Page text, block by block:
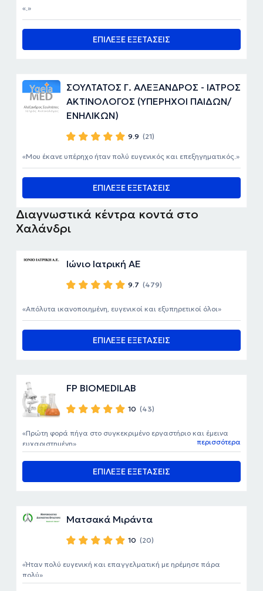
ΕΠΙΛΕΞΕ ΕΞΕΤΑΣΕΙΣ
ΣΟΥΛΤΑΤΟΣ Γ. ΑΛΕΞΑΝΔΡΟΣ - ΙΑΤΡΟΣ
ΑΚΤΙΝΟΛΟΓΟΣ (ΥΠΕΡΗΧΟΙ ΠΑΙΔΩΝ/
ΕΝΗΛΙΚΩΝ)
9.9 (21)
ΕΠΙΛΕΞΕ ΕΞΕΤΑΣΕΙΣ
Μου έκανε υπέρηχο ήταν πολύ ευγενικός και επεξηγηματικός.
Διαγνωστικά κέντρα κοντά στο
Χαλάνδρι
Ιώνιο Ιατρική ΑΕ
9.7 (479)
ΕΠΙΛΕΞΕ ΕΞΕΤΑΣΕΙΣ
Απόλυτα ικανοποιημένη, ευγενικοί και εξυπηρετικοί όλοι
FP BIOMEDILAB
10 (43)
ΕΠΙΛΕΞΕ ΕΞΕΤΑΣΕΙΣ
Πρώτη φορά πήγα στο συγκεκριμένο εργαστήριο και έμεινα
ευχαριστημένη
περισσότερα
Ματσακά Μιράντα
10 (20)
Ήταν πολύ ευγενική και επαγγελματική με ηρέμησε πάρα
πολύ